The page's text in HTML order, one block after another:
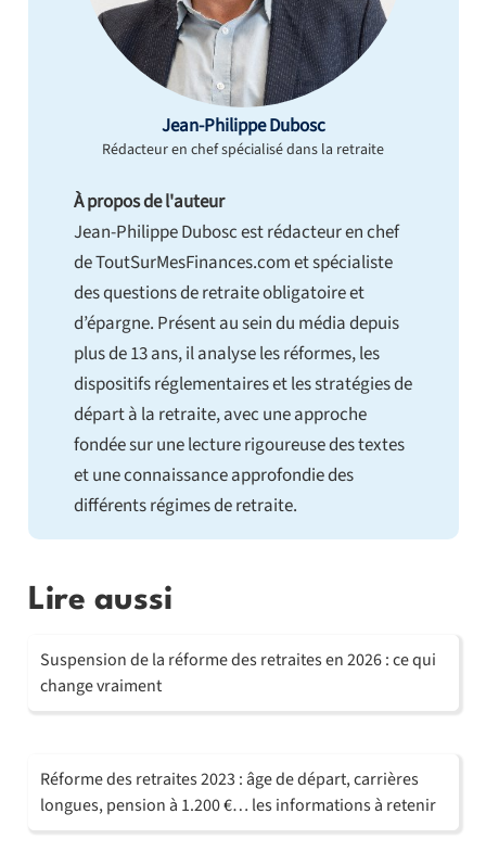
Jean-Philippe Dubosc
Rédacteur en chef spécialisé dans la retraite
À propos de l'auteur
Jean-Philippe Dubosc est rédacteur en chef
de ToutSurMesFinances.com et spécialiste
des questions de retraite obligatoire et
d’épargne. Présent au sein du média depuis
plus de 13 ans, il analyse les réformes, les
dispositifs réglementaires et les stratégies de
départ à la retraite, avec une approche
fondée sur une lecture rigoureuse des textes
et une connaissance approfondie des
différents régimes de retraite.
Lire aussi
Suspension de la réforme des retraites en 2026 : ce qui
change vraiment
Réforme des retraites 2023 : âge de départ, carrières
longues, pension à 1.200 €… les informations à retenir